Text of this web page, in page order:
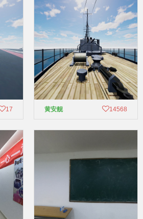
17 黄安舰 14568